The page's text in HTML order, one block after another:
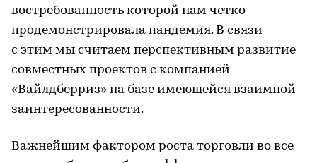
востребованность которой нам четко
продемонстрировала пандемия. В связи
с этим мы считаем перспективным развитие
совместных проектов с компанией
«Вайлдберриз» на базе имеющейся взаимной
заинтересованности.
Важнейшим фактором роста торговли во все